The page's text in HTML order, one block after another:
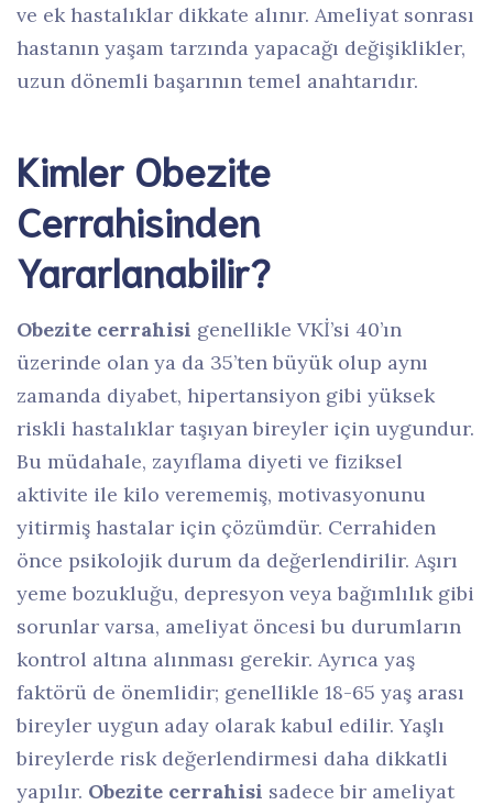
ve ek hastalıklar dikkate alınır. Ameliyat sonrası
hastanın yaşam tarzında yapacağı değişiklikler,
uzun dönemli başarının temel anahtarıdır.
Kimler Obezite
Cerrahisinden
Yararlanabilir?
Obezite cerrahisi genellikle VKİ’si 40’ın
üzerinde olan ya da 35’ten büyük olup aynı
zamanda diyabet, hipertansiyon gibi yüksek
riskli hastalıklar taşıyan bireyler için uygundur.
Bu müdahale, zayıflama diyeti ve fiziksel
aktivite ile kilo verememiş, motivasyonunu
yitirmiş hastalar için çözümdür. Cerrahiden
önce psikolojik durum da değerlendirilir. Aşırı
yeme bozukluğu, depresyon veya bağımlılık gibi
sorunlar varsa, ameliyat öncesi bu durumların
kontrol altına alınması gerekir. Ayrıca yaş
faktörü de önemlidir; genellikle 18-65 yaş arası
bireyler uygun aday olarak kabul edilir. Yaşlı
bireylerde risk değerlendirmesi daha dikkatli
yapılır. Obezite cerrahisi sadece bir ameliyat